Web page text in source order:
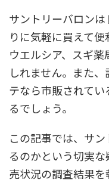
サントリーバロン
りに気軽に買えて
ウエルシア、スギ
しれません。また
テなら市販されて
るでしょう。
この記事では、サ
るのかという切実
売状況の調査結果を